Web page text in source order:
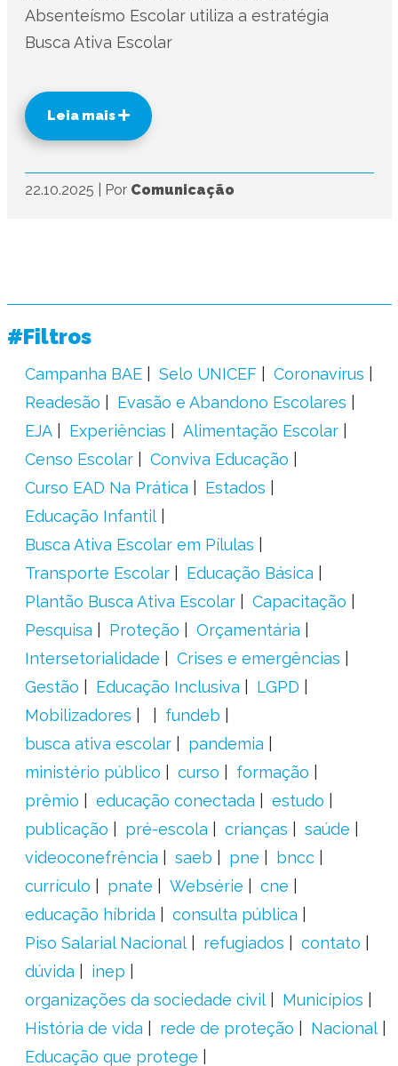
Absenteísmo Escolar utiliza a estratégia
Busca Ativa Escolar
Leia mais
22.10.2025 Por Comunicação
#Filtros
Campanha BAE Selo UNICEF
Coronavírus
Readesão
Evasão e Abandono Escolares
EJA
Experiências
Alimentação Escolar
Censo Escolar
Conviva Educação
Curso EAD Na Prática
Estados
Educação Infantil
Busca Ativa Escolar em Pílulas
Transporte Escolar
Educação Básica
Plantão Busca Ativa Escolar
Capacitação
Pesquisa
Proteção
Orçamentária
Intersetorialidade
Crises e emergências
Gestão
Educação Inclusiva
LGPD
Mobilizadores
fundeb
busca ativa escolar
pandemia
ministério público
curso
formação
prêmio
educação conectada
estudo
publicação
pré-escola crianças
saúde
videoconefrência
saeb pne
bncc
currículo
pnate Websérie
cne
educação híbrida
consulta pública
Piso Salarial Nacional
refugiados
contato
dúvida
inep
organizações da sociedade civil
Municípios
História de vida
rede de proteção
Nacional
Educação que protege